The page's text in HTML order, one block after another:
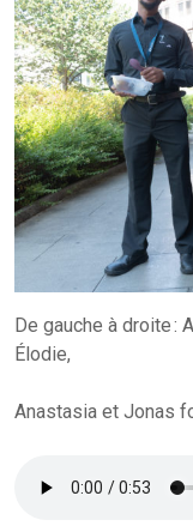
De gauche à droite :
Élodie,
Anastasia et Jonas